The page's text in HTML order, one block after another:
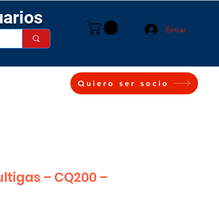
Entrar
Quiero ser socio
– CQ200 –